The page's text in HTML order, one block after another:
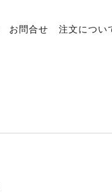
お問合せ 注文につい